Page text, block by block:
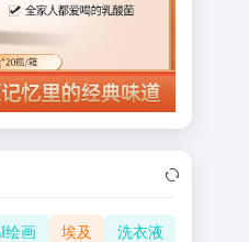
绘画 埃及
洗衣液